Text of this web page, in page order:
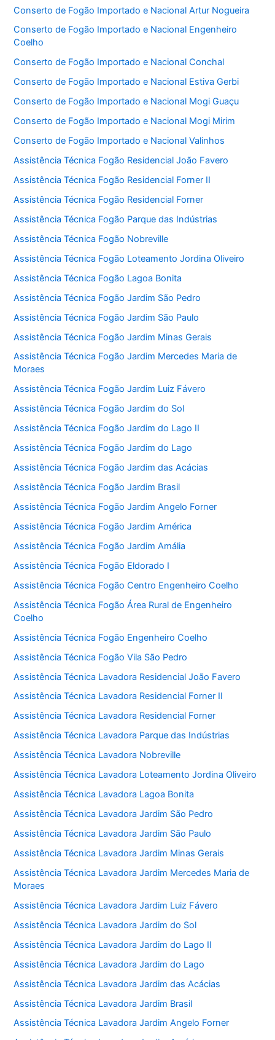
Conserto de Fogão Importado e Nacional Artur Nogueira
Conserto de Fogão Importado e Nacional Engenheiro
Coelho
Conserto de Fogão Importado e Nacional Conchal
Conserto de Fogão Importado e Nacional Estiva Gerbi
Conserto de Fogão Importado e Nacional Mogi Guaçu
Conserto de Fogão Importado e Nacional Mogi Mirim
Conserto de Fogão Importado e Nacional Valinhos
Assistência Técnica Fogão Residencial João Favero
Assistência Técnica Fogão Residencial Forner II
Assistência Técnica Fogão Residencial Forner
Assistência Técnica Fogão Parque das Indústrias
Assistência Técnica Fogão Nobreville
Assistência Técnica Fogão Loteamento Jordina Oliveiro
Assistência Técnica Fogão Lagoa Bonita
Assistência Técnica Fogão Jardim São Pedro
Assistência Técnica Fogão Jardim São Paulo
Assistência Técnica Fogão Jardim Minas Gerais
Assistência Técnica Fogão Jardim Mercedes Maria de
Moraes
Assistência Técnica Fogão Jardim Luiz Fávero
Assistência Técnica Fogão Jardim do Sol
Assistência Técnica Fogão Jardim do Lago II
Assistência Técnica Fogão Jardim do Lago
Assistência Técnica Fogão Jardim das Acácias
Assistência Técnica Fogão Jardim Brasil
Assistência Técnica Fogão Jardim Angelo Forner
Assistência Técnica Fogão Jardim América
Assistência Técnica Fogão Jardim Amália
Assistência Técnica Fogão Eldorado I
Assistência Técnica Fogão Centro Engenheiro Coelho
Assistência Técnica Fogão Área Rural de Engenheiro
Coelho
Assistência Técnica Fogão Engenheiro Coelho
Assistência Técnica Fogão Vila São Pedro
Assistência Técnica Lavadora Residencial João Favero
Assistência Técnica Lavadora Residencial Forner II
Assistência Técnica Lavadora Residencial Forner
Assistência Técnica Lavadora Parque das Indústrias
Assistência Técnica Lavadora Nobreville
Assistência Técnica Lavadora Loteamento Jordina Oliveiro
Assistência Técnica Lavadora Lagoa Bonita
Assistência Técnica Lavadora Jardim São Pedro
Assistência Técnica Lavadora Jardim São Paulo
Assistência Técnica Lavadora Jardim Minas Gerais
Assistência Técnica Lavadora Jardim Mercedes Maria de
Moraes
Assistência Técnica Lavadora Jardim Luiz Fávero
Assistência Técnica Lavadora Jardim do Sol
Assistência Técnica Lavadora Jardim do Lago II
Assistência Técnica Lavadora Jardim do Lago
Assistência Técnica Lavadora Jardim das Acácias
Assistência Técnica Lavadora Jardim Brasil
Assistência Técnica Lavadora Jardim Angelo Forner